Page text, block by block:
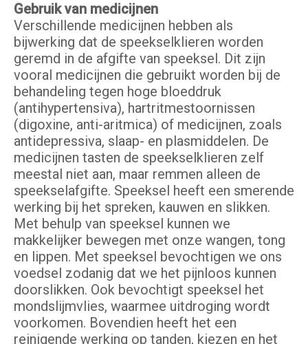
Gebruik van medicijnen
Verschillende medicijnen hebben als
bijwerking dat de speekselklieren worden
geremd in de afgifte van speeksel. Dit zijn
vooral medicijnen die gebruikt worden bij de
behandeling tegen hoge bloeddruk
(antihypertensiva), hartritmestoornissen
(digoxine, anti-aritmica) of medicijnen, zoals
antidepressiva, slaap- en plasmiddelen. De
medicijnen tasten de speekselklieren zelf
meestal niet aan, maar remmen alleen de
speekselafgifte. Speeksel heeft een smerende
werking bij het spreken, kauwen en slikken.
Met behulp van speeksel kunnen we
makkelijker bewegen met onze wangen, tong
en lippen. Met speeksel bevochtigen we ons
voedsel zodanig dat we het pijnloos kunnen
doorslikken. Ook bevochtigt speeksel het
mondslijmvlies, waarmee uitdroging wordt
voorkomen. Bovendien heeft het een
reinigende werking op tanden, kiezen en het